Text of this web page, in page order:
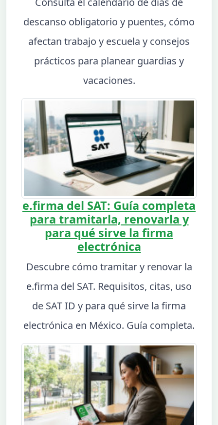
descanso obligatorio y puentes, cómo
afectan trabajo y escuela y consejos
prácticos para planear guardias y
vacaciones.
e.firma del SAT: Guía completa
para tramitarla, renovarla y
para qué sirve la firma
electrónica
Descubre cómo tramitar y renovar la
e.firma del SAT. Requisitos, citas, uso
de SAT ID y para qué sirve la firma
electrónica en México. Guía completa.